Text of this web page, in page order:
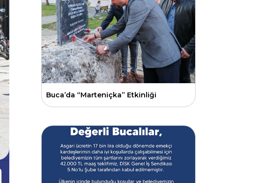
Buca’da “Marteniçka” Etkinliği